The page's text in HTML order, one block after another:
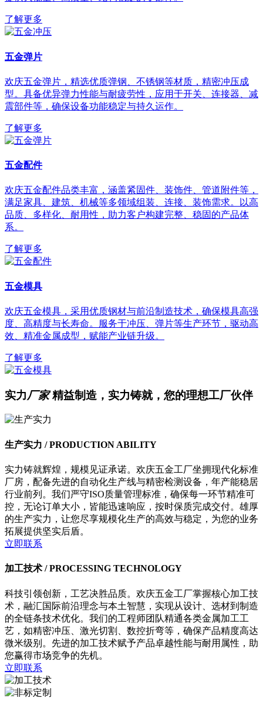
了解更多
五金弹片
欢庆五金弹片，精选优质弹钢、不锈钢等材质，精密冲压成
型。具备优异弹力性能与耐疲劳性，应用于开关、连接器、减
震部件等，确保设备功能稳定与持久运作。
了解更多
五金配件
欢庆五金配件品类丰富，涵盖紧固件、装饰件、管道附件等，
满足家具、建筑、机械等多领域组装、连接、装饰需求。以高
品质、多样化、耐用性，助力客户构建完整、稳固的产品体
系。
了解更多
五金模具
欢庆五金模具，采用优质钢材与前沿制造技术，确保模具高强
度、高精度与长寿命。服务于冲压、弹片等生产环节，驱动高
效、精准金属成型，赋能产业链升级。
了解更多
实力厂家 精益制造，实力铸就，您的理想工厂伙伴
生产实力 /PRODUCTION ABILITY
实力铸就辉煌，规模见证承诺。欢庆五金工厂坐拥现代化标准
厂房，配备先进的自动化生产线与精密检测设备，年产能稳居
行业前列。我们严守ISO质量管理标准，确保每一环节精准可
控，无论订单大小，皆能迅速响应，按时保质完成交付。雄厚
的生产实力，让您尽享规模化生产的高效与稳定，为您的业务
拓展提供坚实后盾。
立即联系
加工技术 /PROCESSING TECHNOLOGY
科技引领创新，工艺决胜品质。欢庆五金工厂掌握核心加工技
术，融汇国际前沿理念与本土智慧，实现从设计、选材到制造
的全链条技术优化。我们的工程师团队精通各类金属加工工
艺，如精密冲压、激光切割、数控折弯等，确保产品精度高达
微米级别。先进的加工技术赋予产品卓越性能与耐用属性，助
您赢得市场竞争的先机。
立即联系